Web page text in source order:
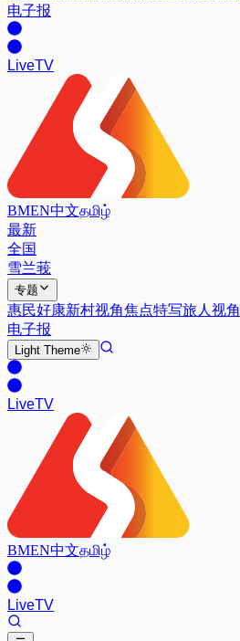
电子报
LiveTV
BMEN中文தமிழ்
最新
全国
雪兰莪
专题
惠民好康新村视角焦点特写旅人视角
电子报
Light Theme
LiveTV
BMEN中文தமிழ்
LiveTV